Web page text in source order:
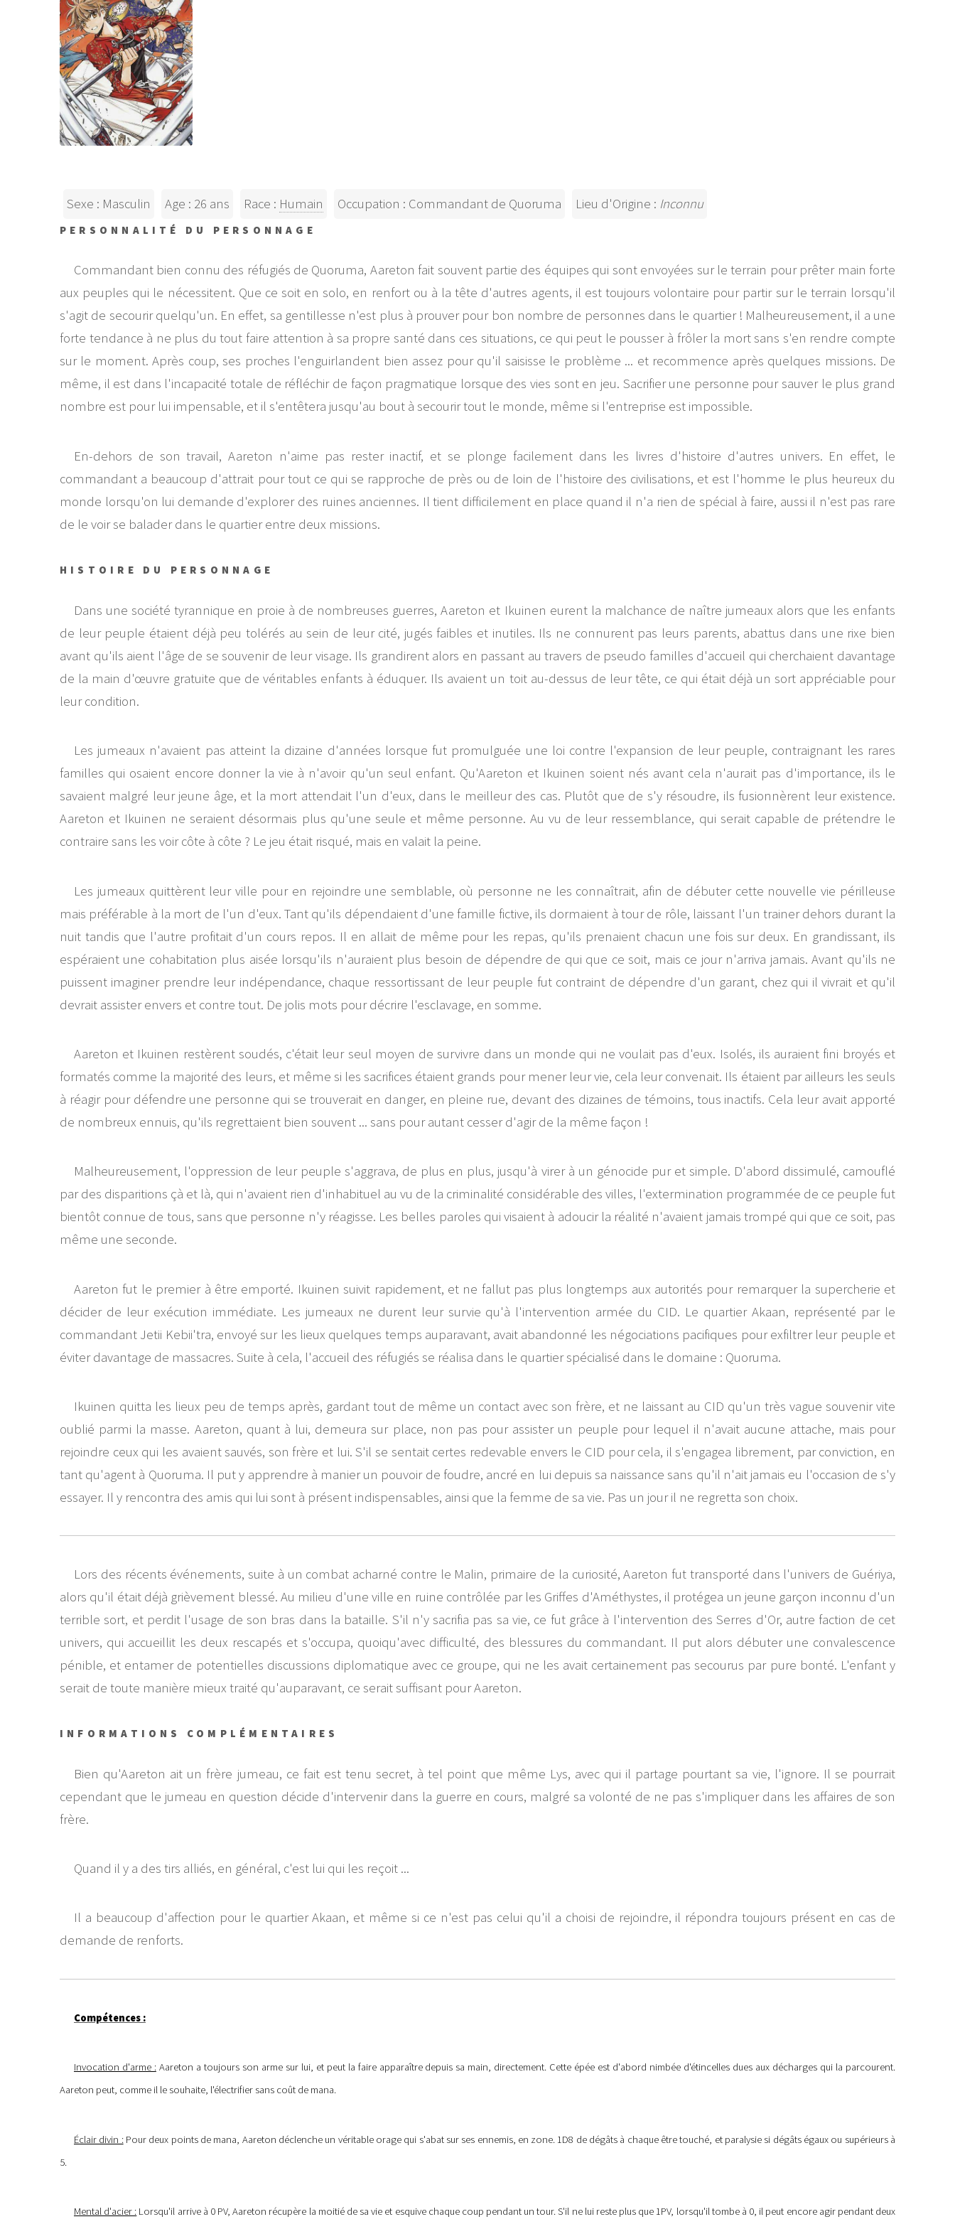
Sexe : Masculin Age : 26 ans Race : Humain Occupation : Commandant de Quoruma Lieu d'Origine : Inconnu
PERSONNALITÉ DU PERSONNAGE
Commandant bien connu des réfugiés de Quoruma, Aareton fait souvent partie des équipes qui sont envoyées sur le terrain pour prêter main forte
aux peuples qui le nécessitent. Que ce soit en solo, en renfort ou à la tête d'autres agents, il est toujours volontaire pour partir sur le terrain lorsqu'il
s'agit de secourir quelqu'un. En effet, sa gentillesse n'est plus à prouver pour bon nombre de personnes dans le quartier ! Malheureusement, il a une
forte tendance à ne plus du tout faire attention à sa propre santé dans ces situations, ce qui peut le pousser à frôler la mort sans s'en rendre compte
sur le moment. Après coup, ses proches l'enguirlandent bien assez pour qu'il saisisse le problème ... et recommence après quelques missions. De
même, il est dans l'incapacité totale de réfléchir de façon pragmatique lorsque des vies sont en jeu. Sacrifier une personne pour sauver le plus grand
nombre est pour lui impensable, et il s'entêtera jusqu'au bout à secourir tout le monde, même si l'entreprise est impossible.
En-dehors de son travail, Aareton n'aime pas rester inactif, et se plonge facilement dans les livres d'histoire d'autres univers. En effet, le
commandant a beaucoup d'attrait pour tout ce qui se rapproche de près ou de loin de l'histoire des civilisations, et est l'homme le plus heureux du
monde lorsqu'on lui demande d'explorer des ruines anciennes. Il tient difficilement en place quand il n'a rien de spécial à faire, aussi il n'est pas rare
de le voir se balader dans le quartier entre deux missions.
HISTOIRE DU PERSONNAGE
Dans une société tyrannique en proie à de nombreuses guerres, Aareton et Ikuinen eurent la malchance de naître jumeaux alors que les enfants
de leur peuple étaient déjà peu tolérés au sein de leur cité, jugés faibles et inutiles. Ils ne connurent pas leurs parents, abattus dans une rixe bien
avant qu'ils aient l'âge de se souvenir de leur visage. Ils grandirent alors en passant au travers de pseudo familles d'accueil qui cherchaient davantage
de la main d'œuvre gratuite que de véritables enfants à éduquer. Ils avaient un toit au-dessus de leur tête, ce qui était déjà un sort appréciable pour
leur condition.
Les jumeaux n'avaient pas atteint la dizaine d'années lorsque fut promulguée une loi contre l'expansion de leur peuple, contraignant les rares
familles qui osaient encore donner la vie à n'avoir qu'un seul enfant. Qu'Aareton et Ikuinen soient nés avant cela n'aurait pas d'importance, ils le
savaient malgré leur jeune âge, et la mort attendait l'un d'eux, dans le meilleur des cas. Plutôt que de s'y résoudre, ils fusionnèrent leur existence.
Aareton et Ikuinen ne seraient désormais plus qu'une seule et même personne. Au vu de leur ressemblance, qui serait capable de prétendre le
contraire sans les voir côte à côte ? Le jeu était risqué, mais en valait la peine.
Les jumeaux quittèrent leur ville pour en rejoindre une semblable, où personne ne les connaîtrait, afin de débuter cette nouvelle vie périlleuse
mais préférable à la mort de l'un d'eux. Tant qu'ils dépendaient d'une famille fictive, ils dormaient à tour de rôle, laissant l'un trainer dehors durant la
nuit tandis que l'autre profitait d'un cours repos. Il en allait de même pour les repas, qu'ils prenaient chacun une fois sur deux. En grandissant, ils
espéraient une cohabitation plus aisée lorsqu'ils n'auraient plus besoin de dépendre de qui que ce soit, mais ce jour n'arriva jamais. Avant qu'ils ne
puissent imaginer prendre leur indépendance, chaque ressortissant de leur peuple fut contraint de dépendre d'un garant, chez qui il vivrait et qu'il
devrait assister envers et contre tout. De jolis mots pour décrire l'esclavage, en somme.
Aareton et Ikuinen restèrent soudés, c'était leur seul moyen de survivre dans un monde qui ne voulait pas d'eux. Isolés, ils auraient fini broyés et
formatés comme la majorité des leurs, et même si les sacrifices étaient grands pour mener leur vie, cela leur convenait. Ils étaient par ailleurs les seuls
à réagir pour défendre une personne qui se trouverait en danger, en pleine rue, devant des dizaines de témoins, tous inactifs. Cela leur avait apporté
de nombreux ennuis, qu'ils regrettaient bien souvent ... sans pour autant cesser d'agir de la même façon !
Malheureusement, l'oppression de leur peuple s'aggrava, de plus en plus, jusqu'à virer à un génocide pur et simple. D'abord dissimulé, camouflé
par des disparitions çà et là, qui n'avaient rien d'inhabituel au vu de la criminalité considérable des villes, l'extermination programmée de ce peuple fut
bientôt connue de tous, sans que personne n'y réagisse. Les belles paroles qui visaient à adoucir la réalité n'avaient jamais trompé qui que ce soit, pas
même une seconde.
Aareton fut le premier à être emporté. Ikuinen suivit rapidement, et ne fallut pas plus longtemps aux autorités pour remarquer la supercherie et
décider de leur exécution immédiate. Les jumeaux ne durent leur survie qu'à l'intervention armée du CID. Le quartier Akaan, représenté par le
commandant Jetii Kebii'tra, envoyé sur les lieux quelques temps auparavant, avait abandonné les négociations pacifiques pour exfiltrer leur peuple et
éviter davantage de massacres. Suite à cela, l'accueil des réfugiés se réalisa dans le quartier spécialisé dans le domaine : Quoruma.
Ikuinen quitta les lieux peu de temps après, gardant tout de même un contact avec son frère, et ne laissant au CID qu'un très vague souvenir vite
oublié parmi la masse. Aareton, quant à lui, demeura sur place, non pas pour assister un peuple pour lequel il n'avait aucune attache, mais pour
rejoindre ceux qui les avaient sauvés, son frère et lui. S'il se sentait certes redevable envers le CID pour cela, il s'engagea librement, par conviction, en
tant qu'agent à Quoruma. Il put y apprendre à manier un pouvoir de foudre, ancré en lui depuis sa naissance sans qu'il n'ait jamais eu l'occasion de s'y
essayer. Il y rencontra des amis qui lui sont à présent indispensables, ainsi que la femme de sa vie. Pas un jour il ne regretta son choix.
Lors des récents événements, suite à un combat acharné contre le Malin, primaire de la curiosité, Aareton fut transporté dans l'univers de Guériya,
alors qu'il était déjà grièvement blessé. Au milieu d'une ville en ruine contrôlée par les Griffes d'Améthystes, il protégea un jeune garçon inconnu d'un
terrible sort, et perdit l'usage de son bras dans la bataille. S'il n'y sacrifia pas sa vie, ce fut grâce à l'intervention des Serres d'Or, autre faction de cet
univers, qui accueillit les deux rescapés et s'occupa, quoiqu'avec difficulté, des blessures du commandant. Il put alors débuter une convalescence
pénible, et entamer de potentielles discussions diplomatique avec ce groupe, qui ne les avait certainement pas secourus par pure bonté. L'enfant y
serait de toute manière mieux traité qu'auparavant, ce serait suffisant pour Aareton.
INFORMATIONS COMPLÉMENTAIRES
Bien qu'Aareton ait un frère jumeau, ce fait est tenu secret, à tel point que même Lys, avec qui il partage pourtant sa vie, l'ignore. Il se pourrait
cependant que le jumeau en question décide d'intervenir dans la guerre en cours, malgré sa volonté de ne pas s'impliquer dans les affaires de son
frère.
Quand il y a des tirs alliés, en général, c'est lui qui les reçoit ...
Il a beaucoup d'affection pour le quartier Akaan, et même si ce n'est pas celui qu'il a choisi de rejoindre, il répondra toujours présent en cas de
demande de renforts.
Compétences :
Invocation d'arme :Aareton a toujours son arme sur lui, et peut la faire apparaître depuis sa main, directement. Cette épée est d'abord nimbée d'étincelles dues aux décharges qui la parcourent.
Aareton peut, comme il le souhaite, l'électrifier sans coût de mana.
Éclair divin :Pour deux points de mana, Aareton déclenche un véritable orage qui s'abat sur ses ennemis, en zone. 1D8 de dégâts à chaque être touché, et paralysie si dégâts égaux ou supérieurs à
5.
Mental d'acier : Lorsqu'il arrive à 0 PV, Aareton récupère la moitié de sa vie et esquive chaque coup pendant un tour. S'il ne lui reste plus que 1PV, lorsqu'il tombe à 0, il peut encore agir pendant deux